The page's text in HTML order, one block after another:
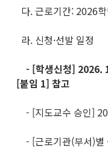
다. 근로기간: 2026
라. 신청·선발 일정
- [학생신청] 2026.
[붙임 1] 참고
- [지도교수 승인]
- [근로기관(부서)별